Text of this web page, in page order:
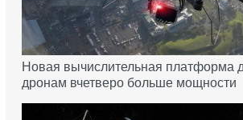
Новая вычислительная платформа
дронам вчетверо больше мощности